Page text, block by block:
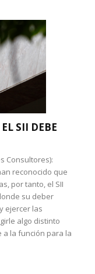
SII DEBE
Consultores):
reconocido que
por tanto, el SII
su deber
ejercer las
algo distinto
la función para la